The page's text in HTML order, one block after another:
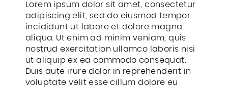
Lorem ipsum dolor sit amet, consectetur
adipiscing elit, sed do eiusmod tempor
incididunt ut labore et dolore magna
aliqua. Ut enim ad minim veniam, quis
nostrud exercitation ullamco laboris nisi
ut aliquip ex ea commodo consequat.
Duis aute irure dolor in reprehenderit in
voluptate velit esse cillum dolore eu